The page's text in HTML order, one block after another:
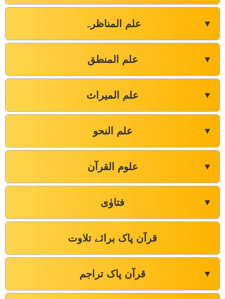
علم المناظرہ ▼
علم المنطق ▼
علم المیراث ▼
علم النحو ▼
علوم القرآن ▼
فتاوٰی ▼
قرآن پاک برائے تلاوت
قرآن پاک تراجم ▼